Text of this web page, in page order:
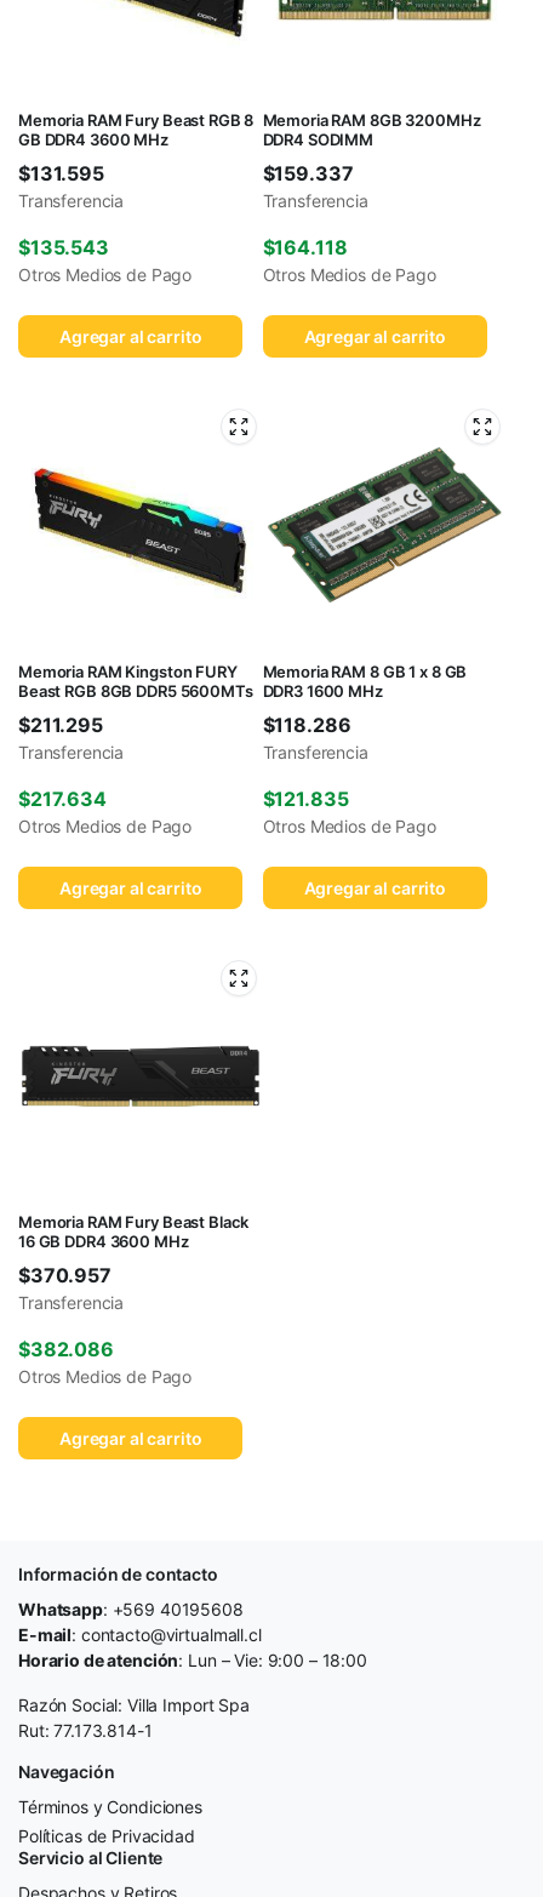
Memoria RAM Fury Beast RGB 8
GB DDR4 3600 MHz
$131.595
Transferencia
$135.543
Otros Medios de Pago
Agregar al carrito
Memoria RAM 8GB 3200MHz
DDR4 SODIMM
$159.337
Transferencia
$164.118
Otros Medios de Pago
Agregar al carrito
Memoria RAM Kingston FURY
Beast RGB 8GB DDR5 5600MTs
$211.295
Transferencia
$217.634
Otros Medios de Pago
Agregar al carrito
Memoria RAM 8 GB 1 x 8 GB
DDR3 1600 MHz
$118.286
Transferencia
$121.835
Otros Medios de Pago
Agregar al carrito
Memoria RAM Fury Beast Black
16 GB DDR4 3600 MHz
$370.957
Transferencia
$382.086
Otros Medios de Pago
Agregar al carrito
Información de contacto
Whatsapp: +569 40195608
E-mail: contacto@virtualmall.cl
Horario de atención: Lun – Vie: 9:00 – 18:00
Razón Social: Villa Import Spa
Rut: 77.173.814-1
Navegación
Términos y Condiciones
Políticas de Privacidad
Servicio al Cliente